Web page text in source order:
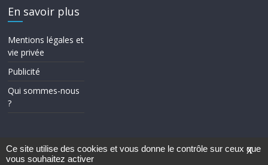
En savoir plus
Mentions légales et
vie privée
Publicité
Qui sommes-nous
?
Copyright © 2026
X
Ce site utilise des cookies et vous donne le contrôle sur ceux que
vous souhaitez activer